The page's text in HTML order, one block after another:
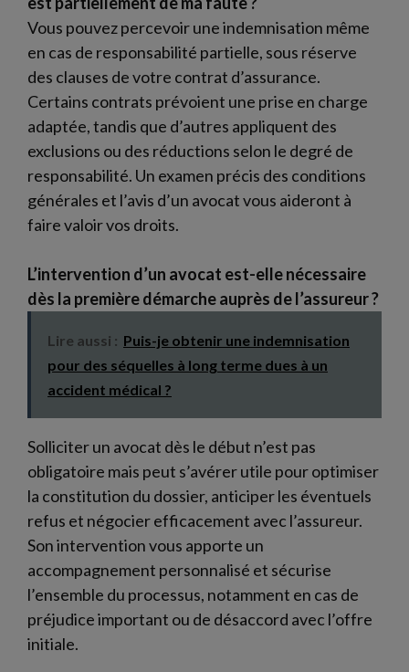
Vous pouvez percevoir une indemnisation même
en cas de responsabilité partielle, sous réserve
des clauses de votre contrat d’assurance.
Certains contrats prévoient une prise en charge
adaptée, tandis que d’autres appliquent des
exclusions ou des réductions selon le degré de
responsabilité. Un examen précis des conditions
générales et l’avis d’un avocat vous aideront à
faire valoir vos droits.
L’intervention d’un avocat est-elle nécessaire
dès la première démarche auprès de l’assureur ?
Lire aussi : Puis-je obtenir une indemnisation
pour des séquelles à long terme dues à un
accident médical ?
Solliciter un avocat dès le début n’est pas
obligatoire mais peut s’avérer utile pour optimiser
la constitution du dossier, anticiper les éventuels
refus et négocier efficacement avec l’assureur.
Son intervention vous apporte un
accompagnement personnalisé et sécurise
l’ensemble du processus, notamment en cas de
préjudice important ou de désaccord avec l’offre
initiale.